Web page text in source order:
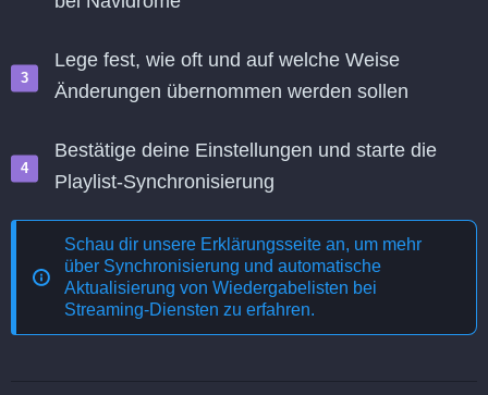
Lege fest, wie oft und auf welche Weise
Änderungen übernommen werden sollen
Bestätige deine Einstellungen und starte die
Playlist-Synchronisierung
Schau dir unsere Erklärungsseite an, um mehr
über Synchronisierung und automatische
Aktualisierung von Wiedergabelisten bei
Streaming-Diensten zu erfahren.